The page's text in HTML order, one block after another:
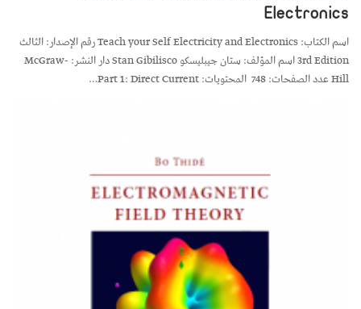
Electronics
اسم الكتاب: Teach your Self Electricity and Electronics رقم الإصدار: الثالث
3rd Edition اسم المؤلف: ستان جيبليسكو Stan Gibilisco دار النشر: McGraw-
Hill عدد الصفحات: 748 المحتويات: Part 1: Direct Current…